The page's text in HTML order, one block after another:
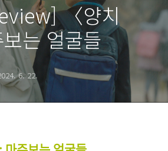
〈양치
는 얼굴들
6. 22.